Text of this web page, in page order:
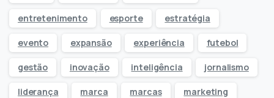
entretenimento esporte estratégia
evento expansão experiência futebol
gestão inovação inteligência jornalismo
liderança marca marcas marketing